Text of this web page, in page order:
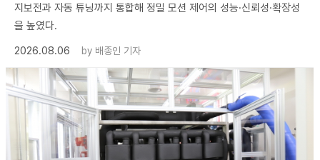
지보전과 자동 튜닝까지 통합해 정밀 모션 제어의 성능·신뢰성·확장성
을 높였다.
2026.08.06
by 배종인 기자